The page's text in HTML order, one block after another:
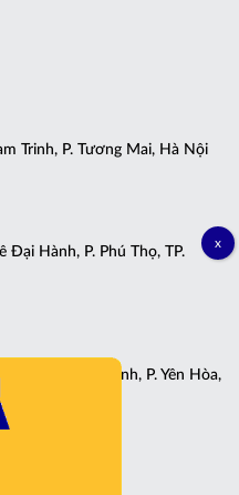
Trinh, P. Tương Mai, Hà Nội
Đại Hành, P. Phú Thọ, TP.
219 Trung Kính, P. Yên Hòa,
Nẵng